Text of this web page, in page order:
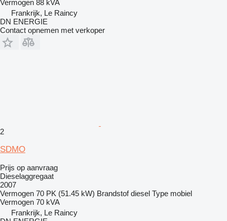
Vermogen 88 kVA
Frankrijk, Le Raincy
DN ENERGIE
Contact opnemen met verkoper
2
SDMO
Prijs op aanvraag
Dieselaggregaat
2007
Vermogen 70 PK (51.45 kW) Brandstof diesel Type mobiel
Vermogen 70 kVA
Frankrijk, Le Raincy